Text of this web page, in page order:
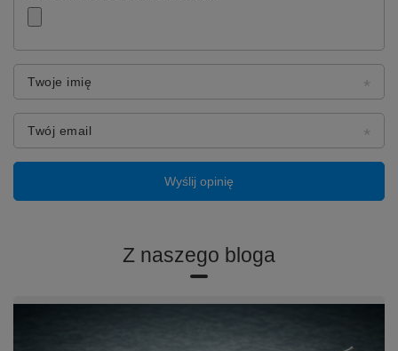
Twoje imię
Twój email
Wyślij opinię
Z naszego bloga